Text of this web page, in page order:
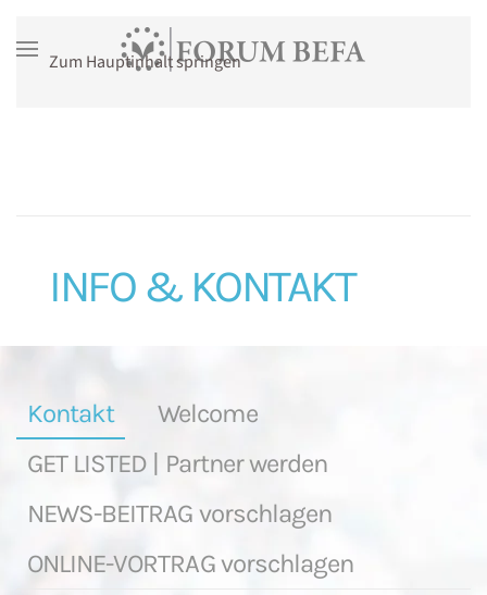
Zum Hauptinhalt springen
INFO & KONTAKT
Kontakt
Welcome
GET LISTED | Partner werden
NEWS-BEITRAG vorschlagen
ONLINE-VORTRAG vorschlagen